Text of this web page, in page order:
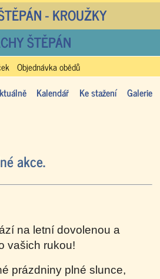
- KROUŽKY
ŠTĚPÁN
Objednávka obědů
Kalendář Ke stažení Galerie
akce.
na letní dovolenou a
vašich rukou!
prázdniny plné slunce,